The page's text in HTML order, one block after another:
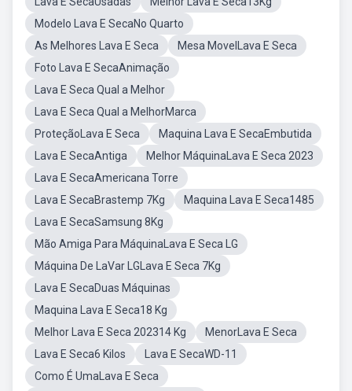
Modelo Lava E SecaNo Quarto
As Melhores Lava E Seca
Mesa MovelLava E Seca
Foto Lava E SecaAnimação
Lava E Seca Qual a Melhor
Lava E Seca Qual a MelhorMarca
ProteçãoLava E Seca
Maquina Lava E SecaEmbutida
Lava E SecaAntiga
Melhor MáquinaLava E Seca 2023
Lava E SecaAmericana Torre
Lava E SecaBrastemp 7Kg
Maquina Lava E Seca1485
Lava E SecaSamsung 8Kg
Mão Amiga Para MáquinaLava E Seca LG
Máquina De LaVar LGLava E Seca 7Kg
Lava E SecaDuas Máquinas
Maquina Lava E Seca18 Kg
Melhor Lava E Seca 202314 Kg
MenorLava E Seca
Lava E Seca6 Kilos
Lava E SecaWD-11
Como É UmaLava E Seca